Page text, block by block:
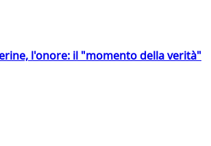
l'onore: il "momento della verità"